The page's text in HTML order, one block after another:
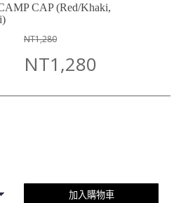
CAP (Red/Khaki,
NT1,280
NT1,280
加入購物車